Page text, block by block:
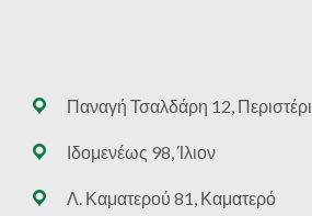
Παναγή Τσαλδάρη 12, Περιστέρι
Ιδομενέως 98, Ίλιον
Λ. Καματερού 81, Καματερό